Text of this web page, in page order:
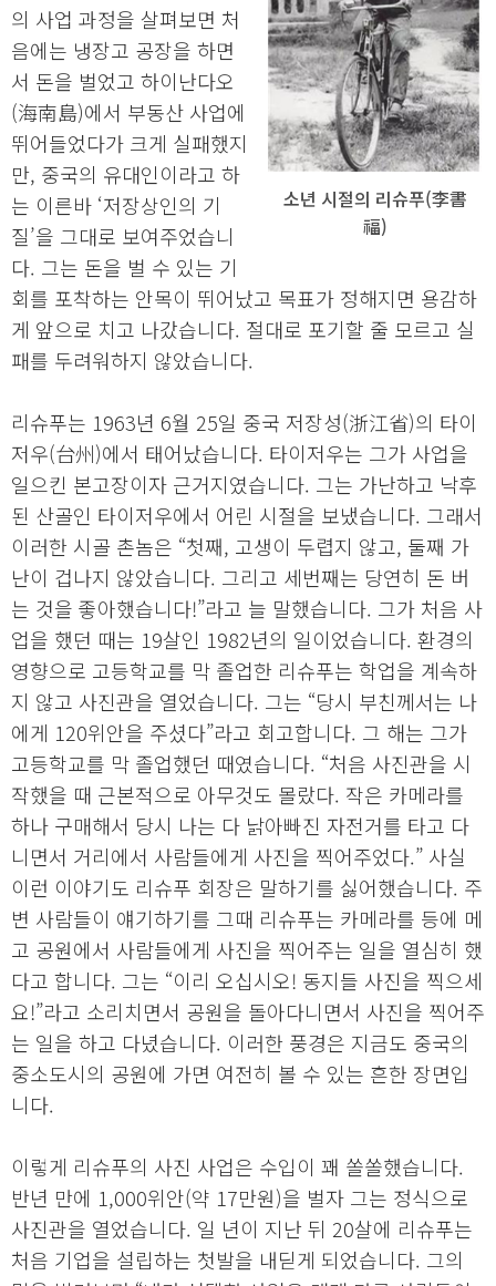
소년 시절의 리슈푸(李書
福)
의 사업 과정을 살펴보면 처
음에는 냉장고 공장을 하면
서 돈을 벌었고 하이난다오
(海南島)에서 부동산 사업에
뛰어들었다가 크게 실패했지
만, 중국의 유대인이라고 하
는 이른바 ‘저장상인의 기
질’을 그대로 보여주었습니
다. 그는 돈을 벌 수 있는 기
회를 포착하는 안목이 뛰어났고 목표가 정해지면 용감하
게 앞으로 치고 나갔습니다. 절대로 포기할 줄 모르고 실
패를 두려워하지 않았습니다.
리슈푸는 1963년 6월 25일 중국 저장성(浙江省)의 타이
저우(台州)에서 태어났습니다. 타이저우는 그가 사업을
일으킨 본고장이자 근거지였습니다. 그는 가난하고 낙후
된 산골인 타이저우에서 어린 시절을 보냈습니다. 그래서
이러한 시골 촌놈은 “첫째, 고생이 두렵지 않고, 둘째 가
난이 겁나지 않았습니다. 그리고 세번째는 당연히 돈 버
는 것을 좋아했습니다!”라고 늘 말했습니다. 그가 처음 사
업을 했던 때는 19살인 1982년의 일이었습니다. 환경의
영향으로 고등학교를 막 졸업한 리슈푸는 학업을 계속하
지 않고 사진관을 열었습니다. 그는 “당시 부친께서는 나
에게 120위안을 주셨다”라고 회고합니다. 그 해는 그가
고등학교를 막 졸업했던 때였습니다. “처음 사진관을 시
작했을 때 근본적으로 아무것도 몰랐다. 작은 카메라를
하나 구매해서 당시 나는 다 낡아빠진 자전거를 타고 다
니면서 거리에서 사람들에게 사진을 찍어주었다.” 사실
이런 이야기도 리슈푸 회장은 말하기를 싫어했습니다. 주
변 사람들이 얘기하기를 그때 리슈푸는 카메라를 등에 메
고 공원에서 사람들에게 사진을 찍어주는 일을 열심히 했
다고 합니다. 그는 “이리 오십시오! 동지들 사진을 찍으세
요!”라고 소리치면서 공원을 돌아다니면서 사진을 찍어주
는 일을 하고 다녔습니다. 이러한 풍경은 지금도 중국의
중소도시의 공원에 가면 여전히 볼 수 있는 흔한 장면입
니다.
이렇게 리슈푸의 사진 사업은 수입이 꽤 쏠쏠했습니다.
반년 만에 1,000위안(약 17만원)을 벌자 그는 정식으로
사진관을 열었습니다. 일 년이 지난 뒤 20살에 리슈푸는
처음 기업을 설립하는 첫발을 내딛게 되었습니다. 그의